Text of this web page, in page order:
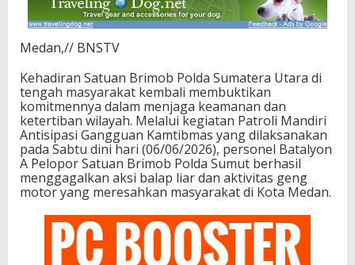
Medan,// BNSTV
Kehadiran Satuan Brimob Polda Sumatera Utara di
tengah masyarakat kembali membuktikan
komitmennya dalam menjaga keamanan dan
ketertiban wilayah. Melalui kegiatan Patroli Mandiri
Antisipasi Gangguan Kamtibmas yang dilaksanakan
pada Sabtu dini hari (06/06/2026), personel Batalyon
A Pelopor Satuan Brimob Polda Sumut berhasil
menggagalkan aksi balap liar dan aktivitas geng
motor yang meresahkan masyarakat di Kota Medan.